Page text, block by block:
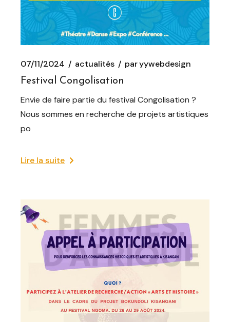
07/11/2024 actualités paryywebdesign
Festival Congolisation
Envie de faire partie du festival Congolisation ?
Nous sommes en recherche de projets artistiques
po
Lire la suite